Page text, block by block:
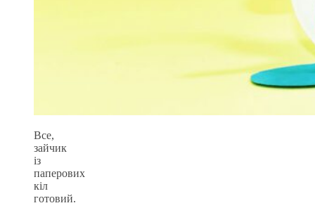
Все,
зайчик
із
паперових
кіл
готовий.